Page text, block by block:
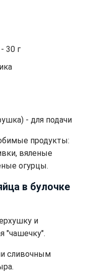
30 г
- для подачи
продукты:
вяленые
огурцы.
в булочке
и
"чашечку".
сливочным